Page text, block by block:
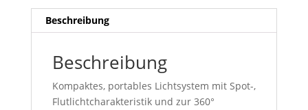
Beschreibung
Beschreibung
Kompaktes, portables Lichtsystem mit Spot-,
Flutlichtcharakteristik und zur 360°